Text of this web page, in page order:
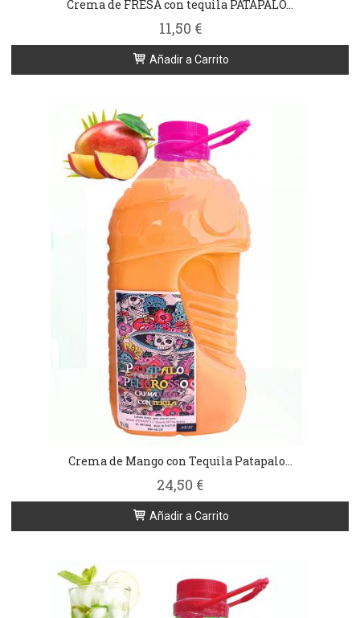
Crema de FRESA con tequila PATAPALO...
11,50 €
Añadir a Carrito
Crema de Mango con Tequila Patapalo...
24,50 €
Añadir a Carrito